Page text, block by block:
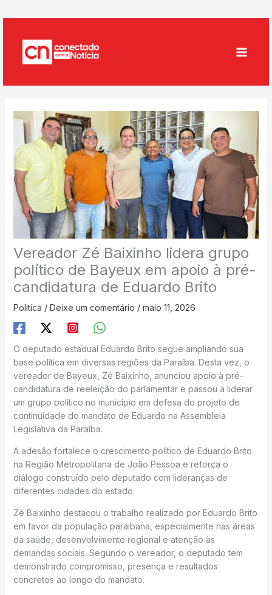
conteúdo
Vereador Zé Baixinho lidera grupo
político de Bayeux em apoio à pré-
candidatura de Eduardo Brito
Politica / Deixe um comentário / maio 11, 2026
O deputado estadual Eduardo Brito segue ampliando sua
base política em diversas regiões da Paraíba. Desta vez, o
vereador de Bayeux, Zé Baixinho, anunciou apoio à pré-
candidatura de reeleição do parlamentar e passou a liderar
um grupo político no município em defesa do projeto de
continuidade do mandato de Eduardo na Assembleia
Legislativa da Paraíba.
A adesão fortalece o crescimento político de Eduardo Brito
na Região Metropolitana de João Pessoa e reforça o
diálogo construído pelo deputado com lideranças de
diferentes cidades do estado.
Zé Baixinho destacou o trabalho realizado por Eduardo Brito
em favor da população paraibana, especialmente nas áreas
da saúde, desenvolvimento regional e atenção às
demandas sociais. Segundo o vereador, o deputado tem
demonstrado compromisso, presença e resultados
concretos ao longo do mandato.